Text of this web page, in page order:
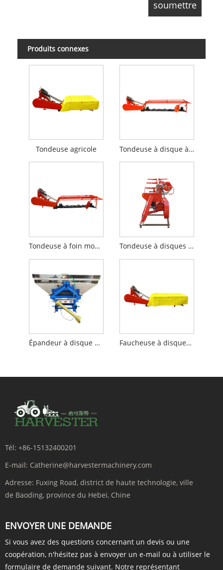
Produits connexes
Tondeuse agricole Tondeuse à disque à gazon
Tondeuse à foin montée sur tracteur Tondeuse à disques hydraulique
Épandeur à disque monté Faucheuse à disques agricole
Tél: +86-15132400201
E-mail: Catherine@harvestermachinery.com
Adresse: Fuxing Road, district de haute technologie, ville
de Baoding, province du Hebei, Chine
ENVOYER UNE DEMANDE
Si vous avez des questions concernant un devis ou une
coopération, n'hésitez pas à envoyer un e-mail ou à utiliser le
formulaire de demande suivant. Notre représentant